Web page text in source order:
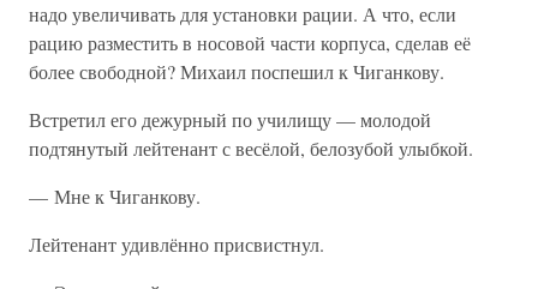
надо увеличивать для установки рации. А что, если
рацию разместить в носовой части корпуса, сделав её
более свободной? Михаил поспешил к Чиганкову.
Встретил его дежурный по училищу — молодой
подтянутый лейтенант с весёлой, белозубой улыбкой.
— Мне к Чиганкову.
Лейтенант удивлённо присвистнул.